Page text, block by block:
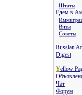
Штаты
Едем в
Визы
Советы
Russian
Digest
Yellow
Чат
Форум